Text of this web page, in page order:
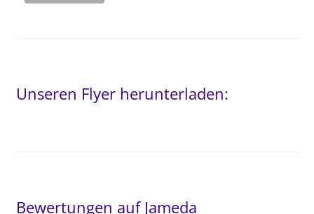
Unseren Flyer herunterladen:
Bewertungen auf Jameda